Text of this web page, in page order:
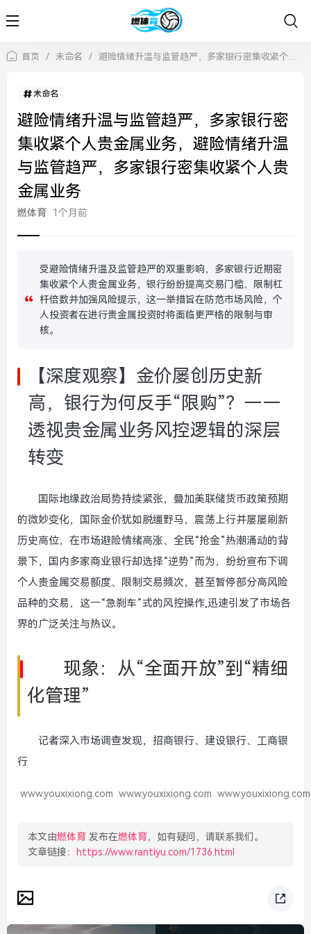
首页 / 未命名 / 避险情绪升温与监管趋严，多家银行密集收紧个人贵金属业务，避险情绪升温与监管趋严，多家银行密集收紧个人贵金属业务
未命名
避险情绪升温与监管趋严，多家银行密
集收紧个人贵金属业务，避险情绪升温
与监管趋严，多家银行密集收紧个人贵
金属业务
燃体育 1个月前
受避险情绪升温及监管趋严的双重影响，多家银行近期密
集收紧个人贵金属业务，银行纷纷提高交易门槛、限制杠
杆倍数并加强风险提示，这一举措旨在防范市场风险，个
人投资者在进行贵金属投资时将面临更严格的限制与审
核。
【深度观察】金价屡创历史新
高，银行为何反手“限购”？——
透视贵金属业务风控逻辑的深层
转变
国际地缘政治局势持续紧张，叠加美联储货币政策预期
的微妙变化，国际金价犹如脱缰野马，震荡上行并屡屡刷新
历史高位，在市场避险情绪高涨、全民“抢金”热潮涌动的背
景下，国内多家商业银行却选择“逆势”而为，纷纷宣布下调
个人贵金属交易额度、限制交易频次，甚至暂停部分高风险
品种的交易，这一“急刹车”式的风控操作,迅速引发了市场各
界的广泛关注与热议。
现象：从“全面开放”到“精细
化管理”
记者深入市场调查发现，招商银行、建设银行、工商银
行
www.youxixiong.com www.youxixiong.com www.youxixiong.com
本文由燃体育 发布在燃体育，如有疑问，请联系我们。
文章链接：
https://www.rantiyu.com/1736.html